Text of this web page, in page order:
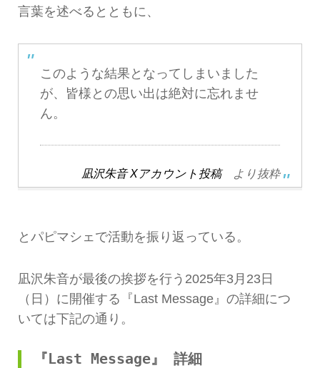
言葉を述べるとともに、
このような結果となってしまいました
が、皆様との思い出は絶対に忘れませ
ん。
凪沢朱音 Xアカウント投稿より抜粋
とパピマシェで活動を振り返っている。
凪沢朱音が最後の挨拶を行う2025年3月23日
（日）に開催する『Last Message』の詳細につ
いては下記の通り。
『Last Message』 詳細